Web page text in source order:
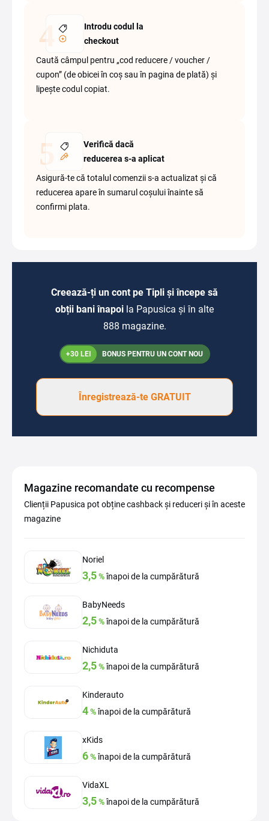
Introdu codul la
checkout
Caută câmpul pentru „cod reducere / voucher /
cupon” (de obicei în coș sau în pagina de plată) și
lipește codul copiat.
Verifică dacă
reducerea s-a aplicat
Asigură-te că totalul comenzii s-a actualizat și că
reducerea apare în sumarul coșului înainte să
confirmi plata.
Creează-ți un cont pe Tipli și începe să
obții bani înapoi la Papusica și în alte
888 magazine.
+30 LEI BONUS PENTRU UN CONT NOU
Înregistrează-te GRATUIT
Magazine recomandate cu recompense
Clienții Papusica pot obține cashback și reduceri și în aceste
magazine
Noriel
3,5%înapoi de la cumpărătură
BabyNeeds
2,5%înapoi de la cumpărătură
Nichiduta
2,5%înapoi de la cumpărătură
Kinderauto
4%înapoi de la cumpărătură
xKids
6%înapoi de la cumpărătură
VidaXL
3,5%înapoi de la cumpărătură